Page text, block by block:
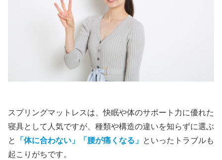
スプリングマットレスは、快眠や体のサポート力に優れた
寝具として人気ですが、種類や構造の違いを知らずに選ぶ
と
「体に合わない」「腰が痛くなる」 といったトラブルも
起こりがちです。